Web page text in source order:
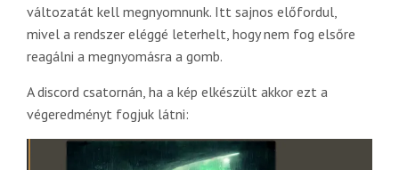
változatát kell megnyomnunk. Itt sajnos előfordul,
mivel a rendszer eléggé leterhelt, hogy nem fog elsőre
reagálni a megnyomásra a gomb.
A discord csatornán, ha a kép elkészült akkor ezt a
végeredményt fogjuk látni: